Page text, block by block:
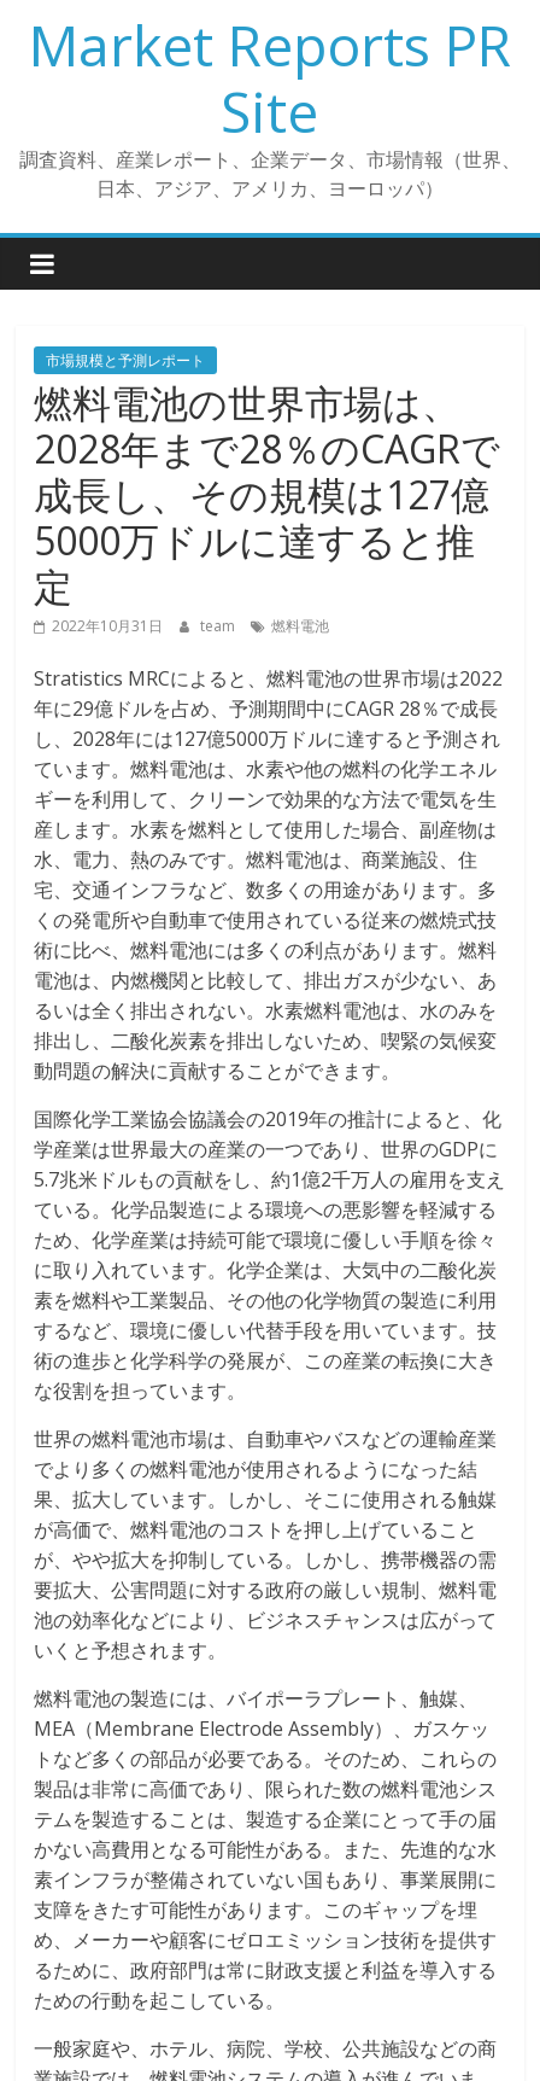
プ
Market Reports PR
Site
調査資料、産業レポート、企業データ、市場情報（世界、
日本、アジア、アメリカ、ヨーロッパ）
市場規模と予測レポート
燃料電池の世界市場は、
2028年まで28％のCAGRで
成長し、その規模は127億
5000万ドルに達すると推
定
2022年10月31日 team 燃料電池
Stratistics MRCによると、燃料電池の世界市場は2022
年に29億ドルを占め、予測期間中にCAGR 28％で成長
し、2028年には127億5000万ドルに達すると予測され
ています。燃料電池は、水素や他の燃料の化学エネル
ギーを利用して、クリーンで効果的な方法で電気を生
産します。水素を燃料として使用した場合、副産物は
水、電力、熱のみです。燃料電池は、商業施設、住
宅、交通インフラなど、数多くの用途があります。多
くの発電所や自動車で使用されている従来の燃焼式技
術に比べ、燃料電池には多くの利点があります。燃料
電池は、内燃機関と比較して、排出ガスが少ない、あ
るいは全く排出されない。水素燃料電池は、水のみを
排出し、二酸化炭素を排出しないため、喫緊の気候変
動問題の解決に貢献することができます。
国際化学工業協会協議会の2019年の推計によると、化
学産業は世界最大の産業の一つであり、世界のGDPに
5.7兆米ドルもの貢献をし、約1億2千万人の雇用を支え
ている。化学品製造による環境への悪影響を軽減する
ため、化学産業は持続可能で環境に優しい手順を徐々
に取り入れています。化学企業は、大気中の二酸化炭
素を燃料や工業製品、その他の化学物質の製造に利用
するなど、環境に優しい代替手段を用いています。技
術の進歩と化学科学の発展が、この産業の転換に大き
な役割を担っています。
世界の燃料電池市場は、自動車やバスなどの運輸産業
でより多くの燃料電池が使用されるようになった結
果、拡大しています。しかし、そこに使用される触媒
が高価で、燃料電池のコストを押し上げていること
が、やや拡大を抑制している。しかし、携帯機器の需
要拡大、公害問題に対する政府の厳しい規制、燃料電
池の効率化などにより、ビジネスチャンスは広がって
いくと予想されます。
燃料電池の製造には、バイポーラプレート、触媒、
MEA（Membrane Electrode Assembly）、ガスケッ
トなど多くの部品が必要である。そのため、これらの
製品は非常に高価であり、限られた数の燃料電池シス
テムを製造することは、製造する企業にとって手の届
かない高費用となる可能性がある。また、先進的な水
素インフラが整備されていない国もあり、事業展開に
支障をきたす可能性があります。このギャップを埋
め、メーカーや顧客にゼロエミッション技術を提供す
るために、政府部門は常に財政支援と利益を導入する
ための行動を起こしている。
一般家庭や、ホテル、病院、学校、公共施設などの商